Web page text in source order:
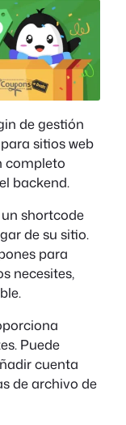
de gestión
sitios web
completo
backend.
shortcode
de su sitio.
para
necesites,
Puede
cuenta
de archivo de